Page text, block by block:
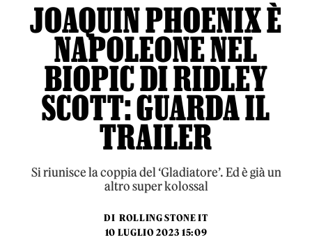
JOAQUIN PHOENIX È
NAPOLEONE NEL
BIOPIC DI RIDLEY
SCOTT: GUARDA IL
TRAILER
Si riunisce la coppia del ‘Gladiatore’. Ed è già un
altro super kolossal
DI ROLLING STONE IT
10 LUGLIO 2023 15:09